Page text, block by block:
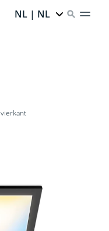
NL | NL
vierkant